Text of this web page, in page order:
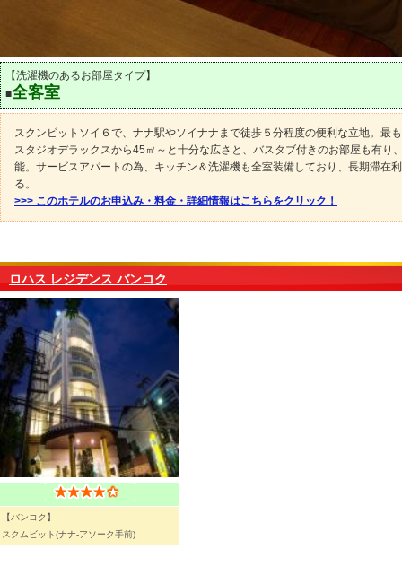
【洗濯機のあるお部屋タイプ】
■全客室
スクンビットソイ６で、ナナ駅やソイナナまで徒歩５分程度の便利な立地。最
スタジオデラックスから45㎡～と十分な広さと、バスタブ付きのお部屋も有り
能。サービスアパートの為、キッチン＆洗濯機も全室装備しており、長期滞在
る。
>>> このホテルのお申込み・料金・詳細情報はこちらをクリック！
ロハス レジデンス バンコク
【バンコク】
スクムビット(ナナ-アソーク手前)